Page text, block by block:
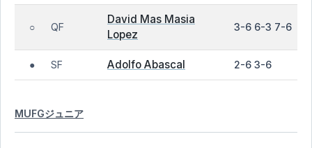
○ QF
David Mas Masia
Lopez
3-6 6-3 7-6
● SF Adolfo Abascal 2-6 3-6
MUFGジュニア